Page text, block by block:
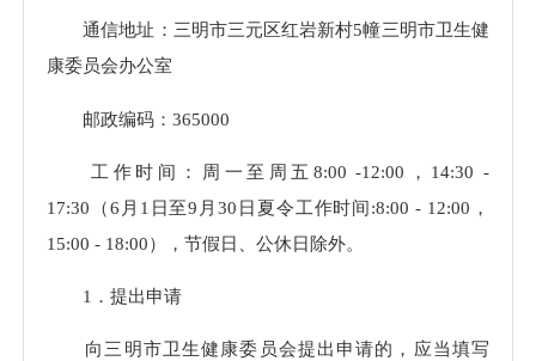
通信地址：三明市三元区红岩新村5幢三明市卫生健
康委员会办公室
邮政编码：365000
工作时间：周一至周五8:00 -12:00，14:30 -
17:30（6月1日至9月30日夏令工作时间:8:00 - 12:00，
15:00 - 18:00），节假日、公休日除外。
1．提出申请
向三明市卫生健康委员会提出申请的，应当填写